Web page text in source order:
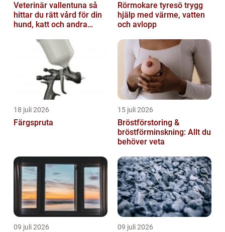
Veterinär vallentuna så
hittar du rätt vård för din
hund, katt och andra
Rörmokare tyresö trygg
hjälp med värme, vatten
och avlopp
18 juli 2026
Färgspruta
15 juli 2026
Bröstförstoring &
bröstförminskning: Allt du
behöver veta
09 juli 2026 09 juli 2026